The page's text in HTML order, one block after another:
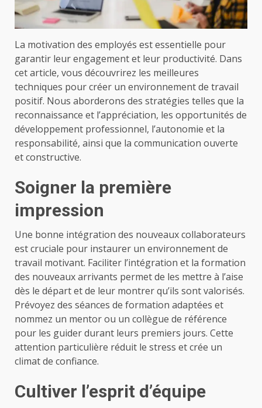
La motivation des employés est essentielle pour
garantir leur engagement et leur productivité. Dans
cet article, vous découvrirez les meilleures
techniques pour créer un environnement de travail
positif. Nous aborderons des stratégies telles que la
reconnaissance et l’appréciation, les opportunités de
développement professionnel, l’autonomie et la
responsabilité, ainsi que la communication ouverte
et constructive.
Soigner la première
impression
Une bonne intégration des nouveaux collaborateurs
est cruciale pour instaurer un environnement de
travail motivant. Faciliter l’intégration et la formation
des nouveaux arrivants permet de les mettre à l’aise
dès le départ et de leur montrer qu’ils sont valorisés.
Prévoyez des séances de formation adaptées et
nommez un mentor ou un collègue de référence
pour les guider durant leurs premiers jours. Cette
attention particulière réduit le stress et crée un
climat de confiance.
Cultiver l’esprit d’équipe